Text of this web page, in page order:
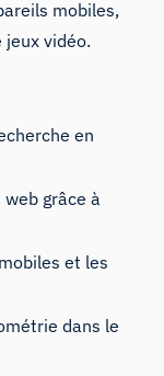
mobiles,
vidéo.
en
grâce à
et les
dans le